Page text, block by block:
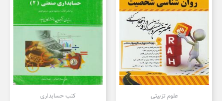
علوم تزبیتی کتب حسابداری